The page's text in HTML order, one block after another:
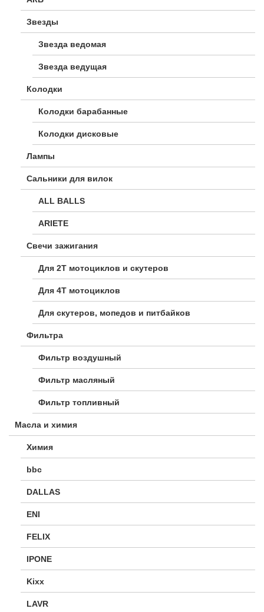
Звезды
Звезда ведомая
Звезда ведущая
Колодки
Колодки барабанные
Колодки дисковые
Лампы
Сальники для вилок
ALL BALLS
ARIETE
Свечи зажигания
Для 2Т мотоциклов и скутеров
Для 4Т мотоциклов
Для скутеров, мопедов и питбайков
Фильтра
Фильтр воздушный
Фильтр масляный
Фильтр топливный
Масла и химия
Химия
bbc
DALLAS
ENI
FELIX
IPONE
Kixx
LAVR